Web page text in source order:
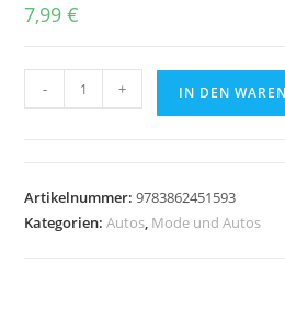
7,99€
Cabrio-
- + IN DEN
Artikelnummer:9783862451593
Kategorien:Autos, Mode und Autos